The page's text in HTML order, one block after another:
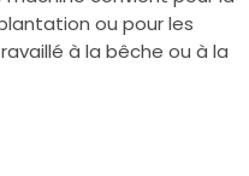
ou pour les
à la bêche ou à la